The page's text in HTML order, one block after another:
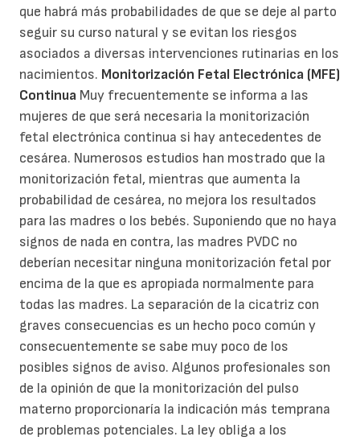
que habrá más probabilidades de que se deje al parto
seguir su curso natural y se evitan los riesgos
asociados a diversas intervenciones rutinarias en los
nacimientos. Monitorización Fetal Electrónica (MFE)
Continua Muy frecuentemente se informa a las
mujeres de que será necesaria la monitorización
fetal electrónica continua si hay antecedentes de
cesárea. Numerosos estudios han mostrado que la
monitorización fetal, mientras que aumenta la
probabilidad de cesárea, no mejora los resultados
para las madres o los bebés. Suponiendo que no haya
signos de nada en contra, las madres PVDC no
deberían necesitar ninguna monitorización fetal por
encima de la que es apropiada normalmente para
todas las madres. La separación de la cicatriz con
graves consecuencias es un hecho poco común y
consecuentemente se sabe muy poco de los
posibles signos de aviso. Algunos profesionales son
de la opinión de que la monitorización del pulso
materno proporcionaría la indicación más temprana
de problemas potenciales. La ley obliga a los